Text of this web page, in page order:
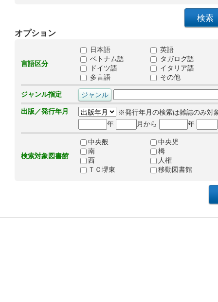
オプション
言語区分
日本語
英語
ベトナム語
タガログ語
ドイツ語
イタリア語
多言語
その他
ジャンル指定
出版／発行年月
※発行年月の検索は雑誌のみ対
年
月から 年
検索対象図書館
中央般
中央児
南
栂
西
人権
ＴＣ堺東
移動図書館